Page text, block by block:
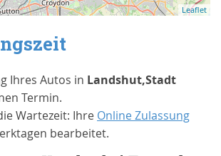
Leaflet
Ihres Autos in Landshut,Stadt
Termin.
Wartezeit: Ihre Online Zulassung
bearbeitet.